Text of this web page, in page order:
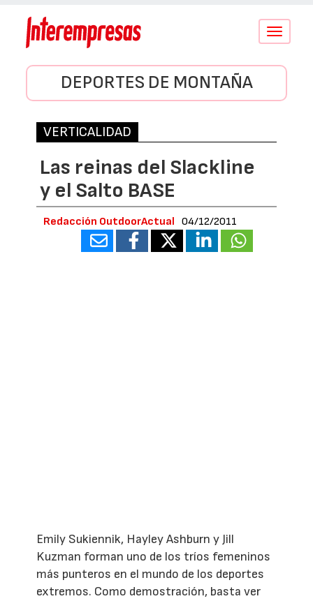
Conmutar
DEPORTES DE MONTAÑA
VERTICALIDAD
Las reinas del Slackline
y el Salto BASE
Redacción OutdoorActual 04/12/2011
Emily Sukiennik, Hayley Ashburn y Jill
Kuzman forman uno de los tríos femeninos
más punteros en el mundo de los deportes
extremos. Como demostración, basta ver